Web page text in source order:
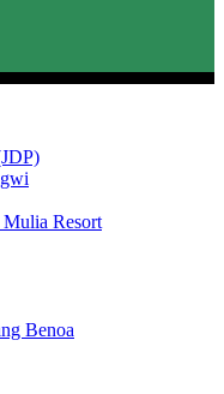
Mulia Resort
Benoa